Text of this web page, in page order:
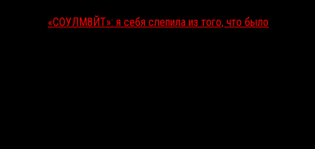
«СОУЛМ8ЙТ»: я себя слепила из того, что было